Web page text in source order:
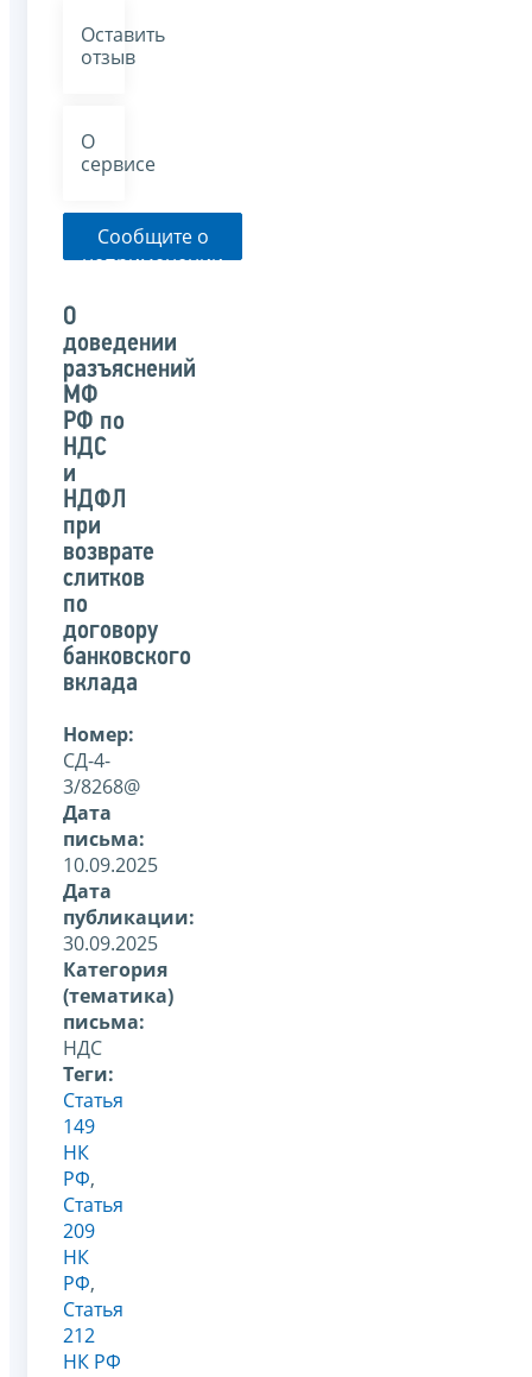
Оставить
отзыв
О
сервисе
Сообщите о
неприменении
указанного
письма
О
доведении
разъяснений
МФ
РФ по
НДС
и
НДФЛ
при
возврате
слитков
по
договору
банковского
вклада
Номер:
СД-4-
3/8268@
Дата
письма:
10.09.2025
Дата
публикации:
30.09.2025
Категория
(тематика)
письма:
НДС
Теги:
Статья
149
НК
РФ,
Статья
209
НК
РФ,
Статья
212
НК РФ